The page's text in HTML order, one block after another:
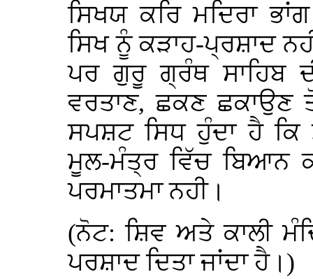
ਸਿਖਯ ਕਰਿ ਮਦਿਰਾ
ਸਿਖ ਨੂੰ ਕੜਾਹ-ਪ੍ਰਸ਼ਾਦ
ਪਰ ਗੁਰੂ ਗ੍ਰੰਥ ਸਾਹਿਬ
ਵਰਤਾਣ, ਛਕਣ ਛਕਾਉਣ
ਸਪਸ਼ਟ ਸਿਧ ਹੁੰਦਾ ਹੈ ਕਿ
ਮੂਲ-ਮੰਤ੍ਰ ਵਿੱਚ ਬਿਆਨ
ਪਰਮਾਤਮਾ ਨਹੀ।
(ਨੋਟ: ਸ਼ਿਵ ਅਤੇ ਕਾਲੀ
ਪਰਸ਼ਾਦ ਦਿਤਾ ਜਾਂਦਾ ਹੈ।)